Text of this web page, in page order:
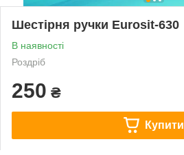
Шестірня ручки Eurosit-630
В наявності
Роздріб
250 ₴
Купити